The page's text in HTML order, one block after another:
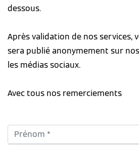
dessous.
Après validation de nos services,
sera publié anonymement sur
les médias sociaux.
Avec tous nos remerciements
Prénom *: